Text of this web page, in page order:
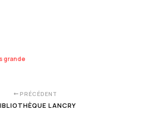
grande
PRÉCÉDENT
LANCRY